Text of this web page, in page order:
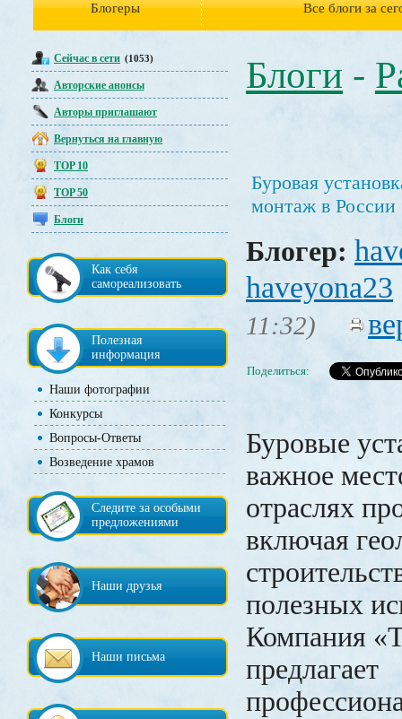
Блогеры Все блоги за
Сейчас в сети (1053)
Авторские анонсы
Авторы приглашают
Вернуться на главную
TOP 10
TOP 50
Блоги
Как себя
самореализовать
Полезная
информация
Наши фотографии
Конкурсы
Вопросы-Ответы
Возведение храмов
Следите за особыми
предложениями
Наши друзья
Наши письма
Блоги -
Буровая
монтаж в России
Блогер:
haveyona23
11:32)
Поделиться:
Буровые
важное
отраслях
включая
полезных
Компания
предлагает